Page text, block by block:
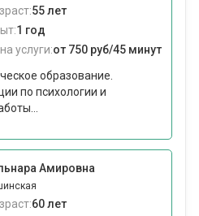
55 лет
1 год
услуги:от 750 руб/45 минут
образование.
по психологии и
Амировна
60 лет